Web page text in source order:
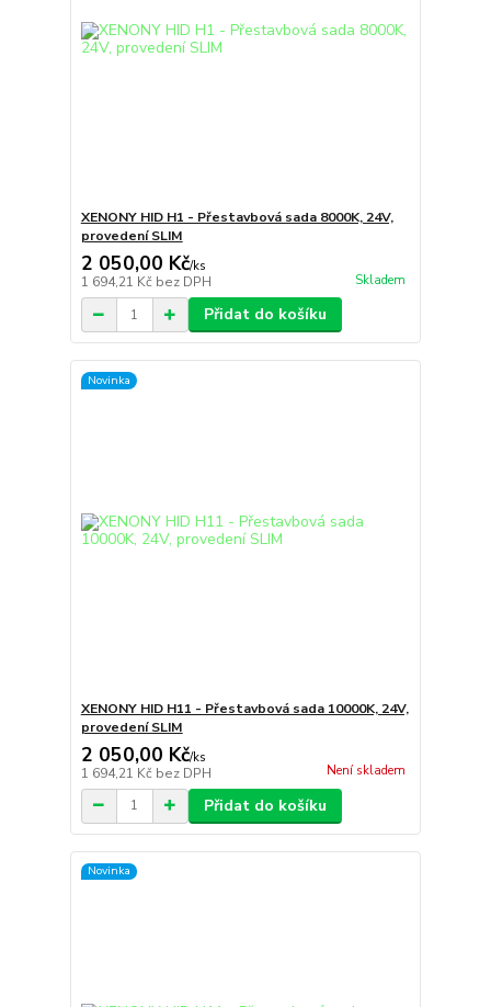
XENONY HID H1 - Přestavbová sada 8000K, 24V,
provedení SLIM
2 050,00 Kč/ks
1 694,21 Kč bez DPH Skladem
Přidat do košíku
Novinka
XENONY HID H11 - Přestavbová sada 10000K, 24V,
provedení SLIM
2 050,00 Kč/ks
1 694,21 Kč bez DPH Není skladem
Přidat do košíku
Novinka